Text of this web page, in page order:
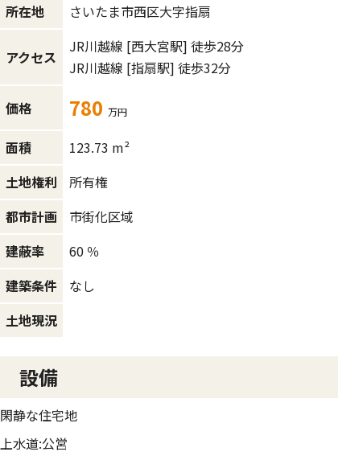
所在地
さいたま市西区大字指扇
アクセス
JR川越線 [西大宮駅] 徒歩28分
JR川越線 [指扇駅] 徒歩32分
価格 780 万円
面積 123.73 m²
土地権利
所有権
都市計画
市街化区域
建蔽率
60 ％
建築条件
なし
土地現況
設備
閑静な住宅地
上水道:公営